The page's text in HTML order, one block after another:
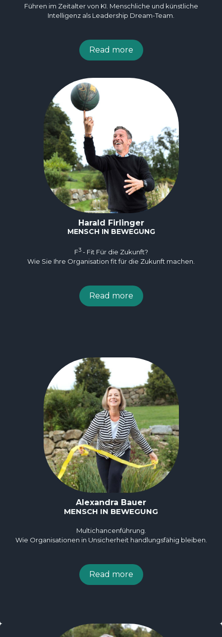
Führen im Zeitalter von KI. Menschliche und künstliche
Intelligenz als Leadership Dream-Team.
Read more
Harald Firlinger
MENSCH IN BEWEGUNG
F3- Fit Für die Zukunft?
Wie Sie Ihre Organisation fit für die Zukunft machen.
Read more
Alexandra Bauer
MENSCH IN BEWEGUNG
Multichancenführung.
Wie Organisationen in Unsicherheit handlungsfähig bleiben.
Read more